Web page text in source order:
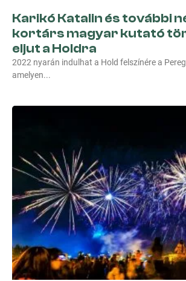
Karikó Katalin és további
kortárs magyar kutató
eljut a Holdra
2022 nyarán indulhat a Hold felszínére a
amelyen